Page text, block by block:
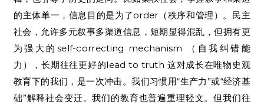
的主体单一，信息目的是为了order（秩序和管理）。民主
社会，允许多元叙事多渠道信息，短期显得混乱，但拥有更
为强大的self-correcting mechanism （自我纠错能
力），长期往往更好的lead to truth 这对成长在唯物史观
教育下的我们，是一次冲击。我们习惯用“生产力”或“经济基
础”解释社会变迁。我们的教育也普遍重理轻文。但我们往